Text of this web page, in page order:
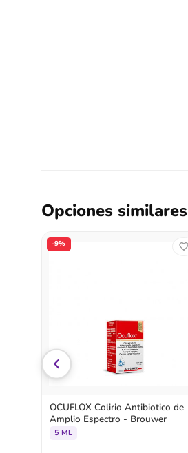
Opciones similares
-9%
OCUFLOX Colirio Antibiotico de
Amplio Espectro - Brouwer
5 ML